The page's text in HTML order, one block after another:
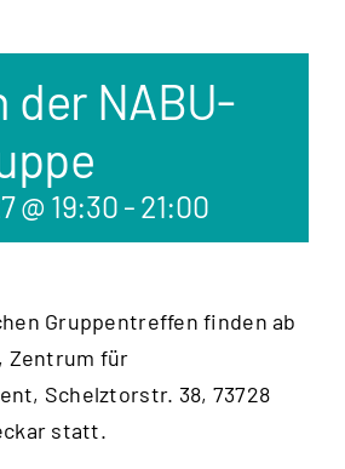
der NABU-
@ 19:30 - 21:00
Gruppentreffen finden ab
Zentrum für
Schelztorstr. 38, 73728
statt.